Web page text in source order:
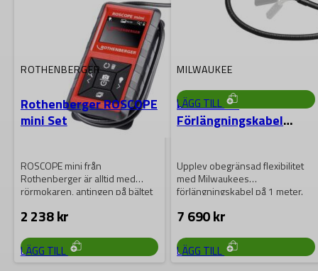
Upptäck detaljer du inte kan se
med blotta ögat med Milwaukee
2 255kr
LÄGG TILL
ROTHENBERGER
Rothenberger ROSCOPE
mini Set
ROSCOPE mini från
Rothenberger är alltid med
rörmokaren, antingen på bältet
2 238kr
LÄGG TILL
MILWAUKEE
Milwaukee
Förlängningskabel
Upplev obegränsad flexibilitet
med Milwaukees
förlängningskabel på 1 meter.
design…
7 690kr
LÄGG TILL